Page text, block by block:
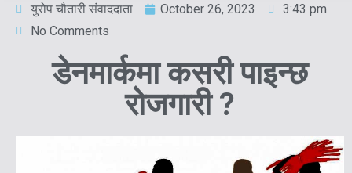
युरोप चौतारी संवाददाता October 26, 2023
3:43 pm
No Comments
डेनमार्कमा कसरी पाइन्छ
रोजगारी ?